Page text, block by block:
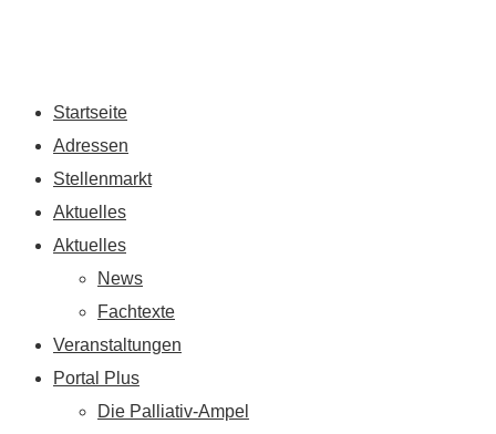
Startseite
Adressen
Stellenmarkt
Aktuelles
Aktuelles
News
Fachtexte
Veranstaltungen
Portal Plus
Die Palliativ-Ampel